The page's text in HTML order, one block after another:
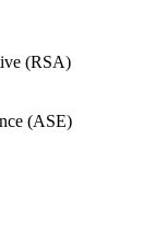
(RSA)
(ASE)